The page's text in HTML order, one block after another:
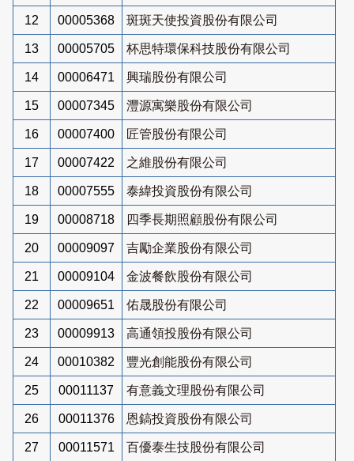
12 00005368 斑斑天使投資股份有限公司
13 00005705 杯思特環保科技股份有限公司
14 00006471 興瑞股份有限公司
15 00007345 灃源寓樂股份有限公司
16 00007400 匠管股份有限公司
17 00007422 之維股份有限公司
18 00007555 泰緯投資股份有限公司
19 00008718 四季長期照顧股份有限公司
20 00009097 吉勵企業股份有限公司
21 00009104 金波餐飲股份有限公司
22 00009651 佑晟股份有限公司
23 00009913 高通領投股份有限公司
24 00010382 豐光創能股份有限公司
25 00011137 有意義文理股份有限公司
26 00011376 恩鎬投資股份有限公司
27 00011571 百優泰生技股份有限公司